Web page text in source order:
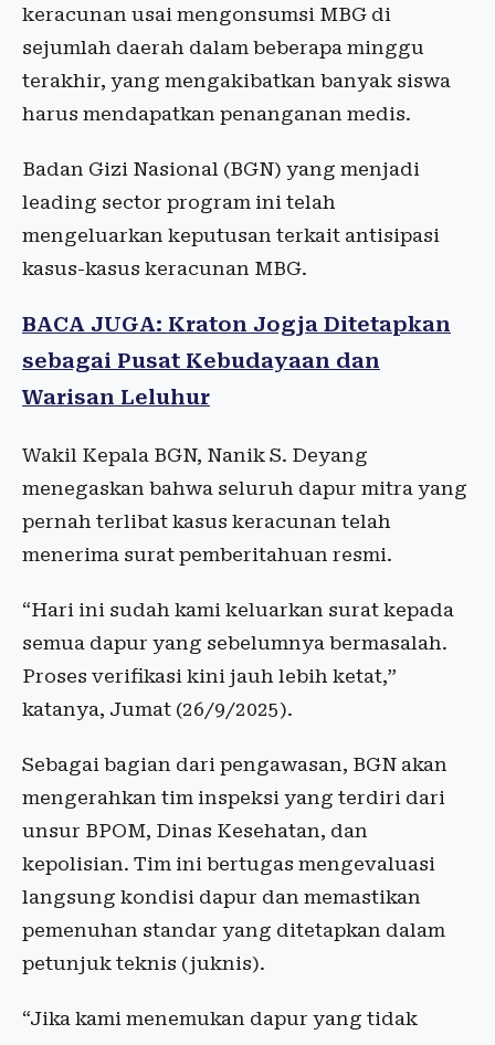
keracunan usai mengonsumsi MBG di
sejumlah daerah dalam beberapa minggu
terakhir, yang mengakibatkan banyak siswa
harus mendapatkan penanganan medis.
Badan Gizi Nasional (BGN) yang menjadi
leading sector program ini telah
mengeluarkan keputusan terkait antisipasi
kasus-kasus keracunan MBG.
BACA JUGA: Kraton Jogja Ditetapkan
sebagai Pusat Kebudayaan dan
Warisan Leluhur
Wakil Kepala BGN, Nanik S. Deyang
menegaskan bahwa seluruh dapur mitra yang
pernah terlibat kasus keracunan telah
menerima surat pemberitahuan resmi.
“Hari ini sudah kami keluarkan surat kepada
semua dapur yang sebelumnya bermasalah.
Proses verifikasi kini jauh lebih ketat,”
katanya, Jumat (26/9/2025).
Sebagai bagian dari pengawasan, BGN akan
mengerahkan tim inspeksi yang terdiri dari
unsur BPOM, Dinas Kesehatan, dan
kepolisian. Tim ini bertugas mengevaluasi
langsung kondisi dapur dan memastikan
pemenuhan standar yang ditetapkan dalam
petunjuk teknis (juknis).
“Jika kami menemukan dapur yang tidak